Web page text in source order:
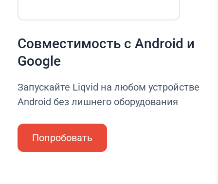
Совместимость с Android и
Google
Запускайте Liqvid на любом устройстве
Android без лишнего оборудования
Попробовать